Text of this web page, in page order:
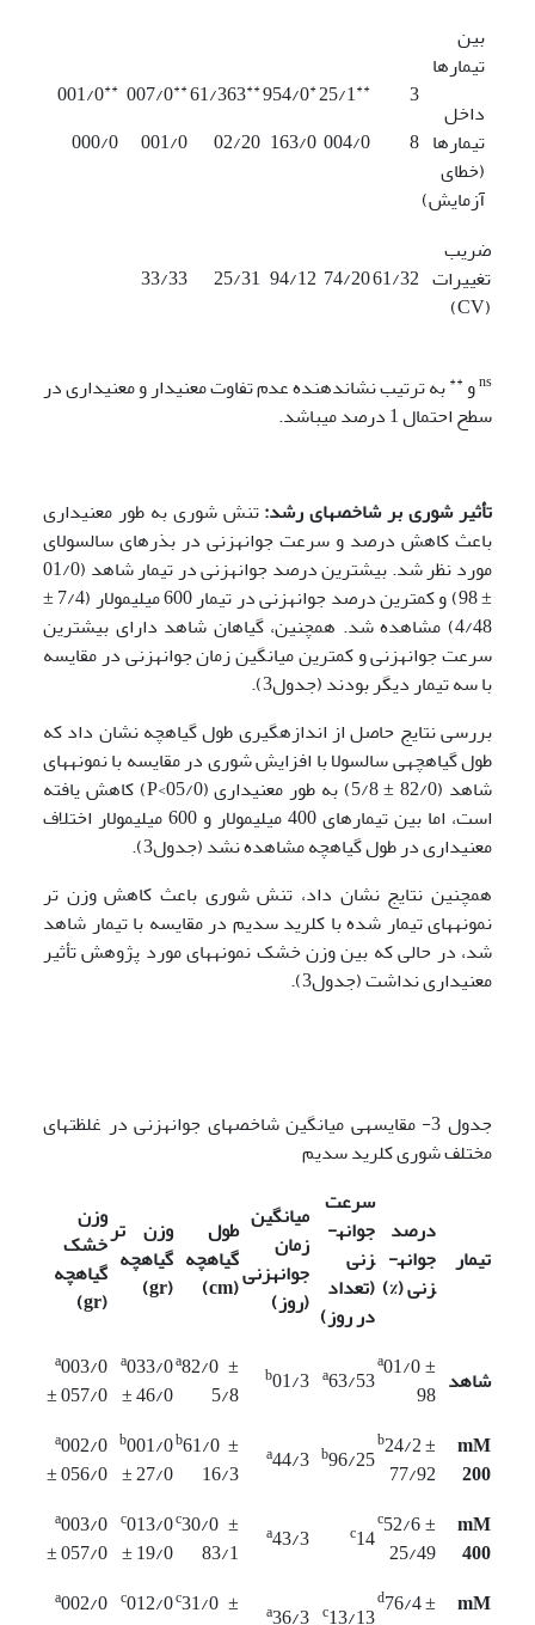
بین
تیمارها
داخل
تیمارها
(خطای
آزمایش)
3
8
**
25/1
004/0
*
954/0
163/0
**
61/363
02/20
**
007/0
001/0
**
001/0
000/0
ضریب
تغییرات
(CV)
61/32
74/20
94/12
25/31
33/33
nsو**به ترتیب نشان­دهنده عدم تفاوت معنی­دار و معنی­داری در
سطح احتمال 1 درصد می­باشد.
تأثیر شوری بر شاخص­های رشد:تنش شوری به طور معنی­داری
باعث کاهش درصد و سرعت جوانه­زنی در بذرهای سالسولای
مورد نظر شد. بیشترین درصد جوانه­زنی در تیمار شاهد (01/0
± 98) و کمترین درصد جوانه­زنی در تیمار 600 میلی­مولار (7/4 ±
4/48) مشاهده شد. همچنین، گیاهان شاهد دارای بیشترین
سرعت جوانه­زنی و کمترین میانگین زمان جوانه­زنی در مقایسه
با سه تیمار دیگر بودند (جدول3).
بررسی نتایج حاصل از اندازه­گیری طول گیاه­چه نشان داد که
طول گیاه­چه­ی سالسولا با افزایش شوری در مقایسه با نمونه­های
شاهد (82/0 ± 5/8) به طور معنی­داری (05/0>P) کاهش یافته
است، اما بین تیمارهای 400 میلی­مولار و 600 میلی­مولار اختلاف
معنی­داری در طول گیاه­چه مشاهده نشد (جدول3).
همچنین نتایج نشان داد، تنش شوری باعث کاهش وزن تر
نمونه­های تیمار شده با کلرید سدیم در مقایسه با تیمار شاهد
شد، در حالی که بین وزن خشک نمونه­های مورد پژوهش تأثیر
معنی­داری نداشت (جدول3).
جدول 3- مقایسه­ی میانگین شاخص­های جوانه­زنی در غلظت­های
مختلف شوری کلرید سدیم
تیمار
درصد
جوانه­
زنی(%)
سرعت
جوانه­
زنی
(تعداد
در روز)
میانگین
زمان
جوانه­زنی
(روز)
طول
گیاهچه
(cm)
وزن تر
گیاهچه
(gr)
وزن
خشک
گیاهچه
(gr)
شاهد
a01/0 ±
98
a63/53
b01/3
a82/0 ±
5/8
a033/0
± 46/0
a003/0
± 057/0
mM
200
b24/2 ±
77/92
b96/25
a44/3
b61/0 ±
16/3
b001/0
± 27/0
a002/0
± 056/0
mM
400
c52/6 ±
25/49
c14
a43/3
c30/0 ±
83/1
c013/0
± 19/0
a003/0
± 057/0
mM
d76/4 ±
c13/13
a36/3
c31/0 ±
c012/0
a002/0